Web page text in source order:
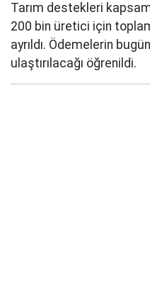
Tarım destekleri
200 bin üretici için
ayrıldı. Ödemelerin
ulaştırılacağı öğrenildi.